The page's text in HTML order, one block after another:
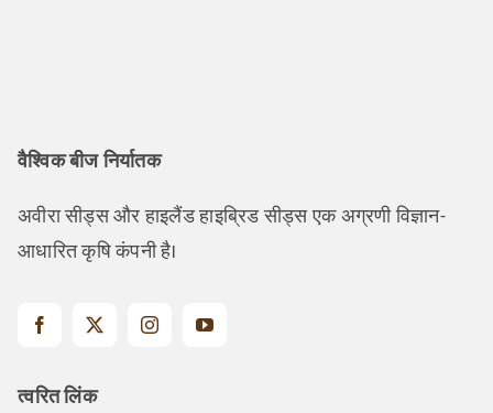
वैश्विक बीज निर्यातक
अवीरा सीड्स और हाइलैंड हाइब्रिड सीड्स एक अग्रणी विज्ञान-
आधारित कृषि कंपनी है।
त्वरित लिंक